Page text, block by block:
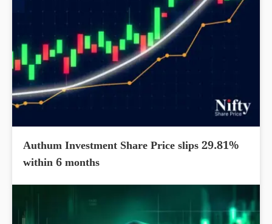
Authum Investment Share Price slips 29.81%
within 6 months